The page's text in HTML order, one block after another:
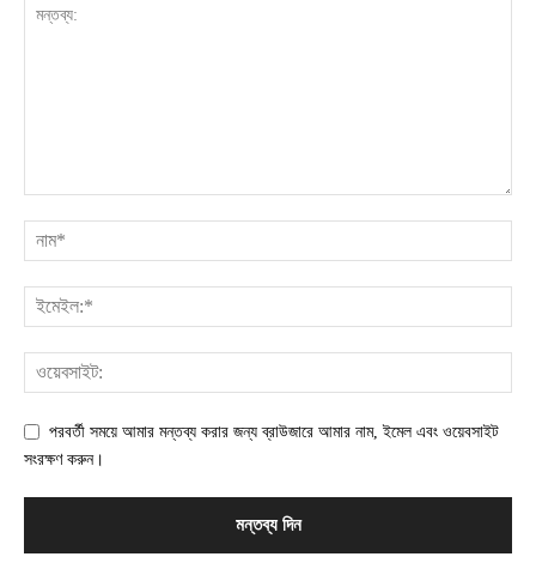
পরবর্তী সময়ে আমার মন্তব্য করার জন্য ব্রাউজারে আমার নাম, ইমেল এবং ওয়েবসাইট
সংরক্ষণ করুন।